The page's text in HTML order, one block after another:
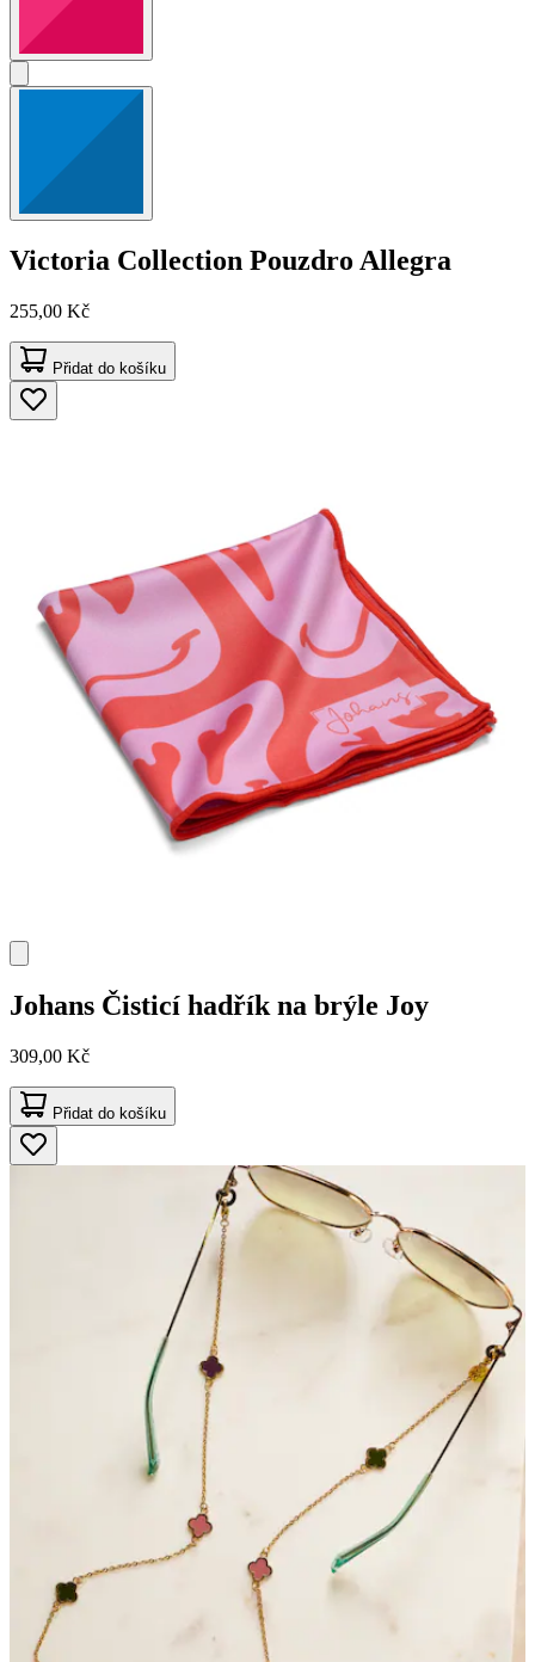
Victoria Collection Pouzdro Allegra
255,00 Kč
Přidat do košíku
Johans Čisticí hadřík na brýle Joy
309,00 Kč
Přidat do košíku